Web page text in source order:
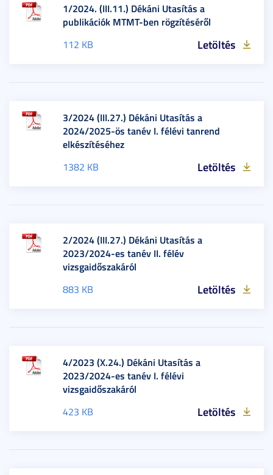
1/2024. (III.11.) Dékáni Utasítás a
publikációk MTMT-ben rögzítéséről
112 KB Letöltés
3/2024 (III.27.) Dékáni Utasítás a
2024/2025-ös tanév I. félévi tanrend
elkészítéséhez
1382 KB Letöltés
2/2024 (III.27.) Dékáni Utasítás a
2023/2024-es tanév II. félév
vizsgaidőszakáról
883 KB Letöltés
4/2023 (X.24.) Dékáni Utasítás a
2023/2024-es tanév I. félévi
vizsgaidőszakáról
423 KB Letöltés